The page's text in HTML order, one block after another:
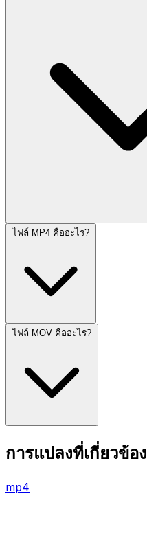
ไฟล์ MP4 คืออะไร?
ไฟล์ MOV คืออะไร?
การแปลงที่เกี่ยวข้อง
mp4